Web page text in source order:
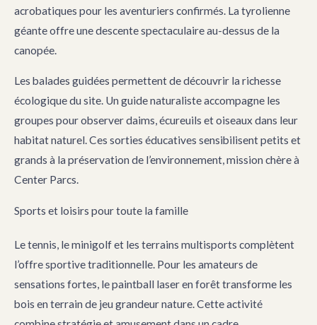
acrobatiques pour les aventuriers confirmés. La tyrolienne
géante offre une descente spectaculaire au-dessus de la
canopée.
Les balades guidées permettent de découvrir la richesse
écologique du site. Un guide naturaliste accompagne les
groupes pour observer daims, écureuils et oiseaux dans leur
habitat naturel. Ces sorties éducatives sensibilisent petits et
grands à la préservation de l’environnement, mission chère à
Center Parcs.
Sports et loisirs pour toute la famille
Le tennis, le minigolf et les terrains multisports complètent
l’offre sportive traditionnelle. Pour les amateurs de
sensations fortes, le paintball laser en forêt transforme les
bois en terrain de jeu grandeur nature. Cette activité